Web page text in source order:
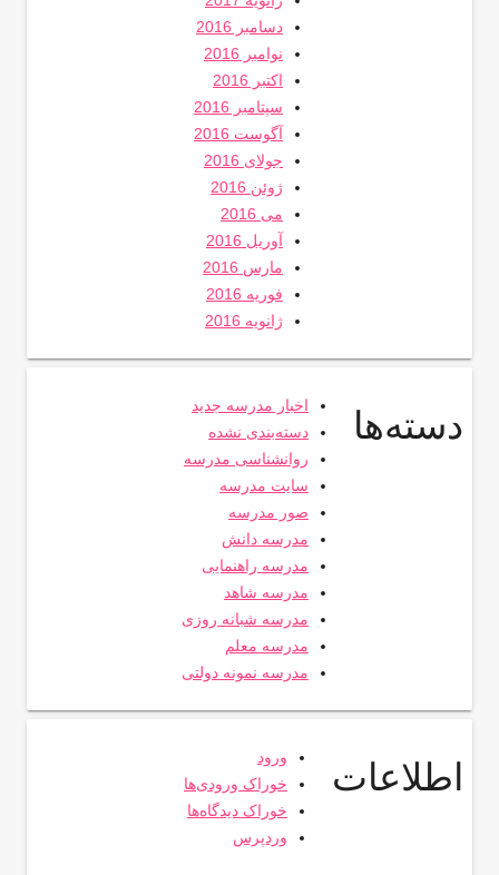
دسامبر 2016
نوامبر 2016
اکتبر 2016
سپتامبر 2016
آگوست 2016
جولای 2016
ژوئن 2016
می 2016
آوریل 2016
مارس 2016
فوریه 2016
ژانویه 2016
دسته‌ها
اخبار مدرسه جدید
دسته‌بندی نشده
روانشناسی مدرسه
سایت مدرسه
صور مدرسه
مدرسه دانش
مدرسه راهنمایی
مدرسه شاهد
مدرسه شبانه روزی
مدرسه معلم
مدرسه نمونه دولتی
اطلاعات
ورود
خوراک ورودی‌ها
خوراک دیدگاه‌ها
وردپرس